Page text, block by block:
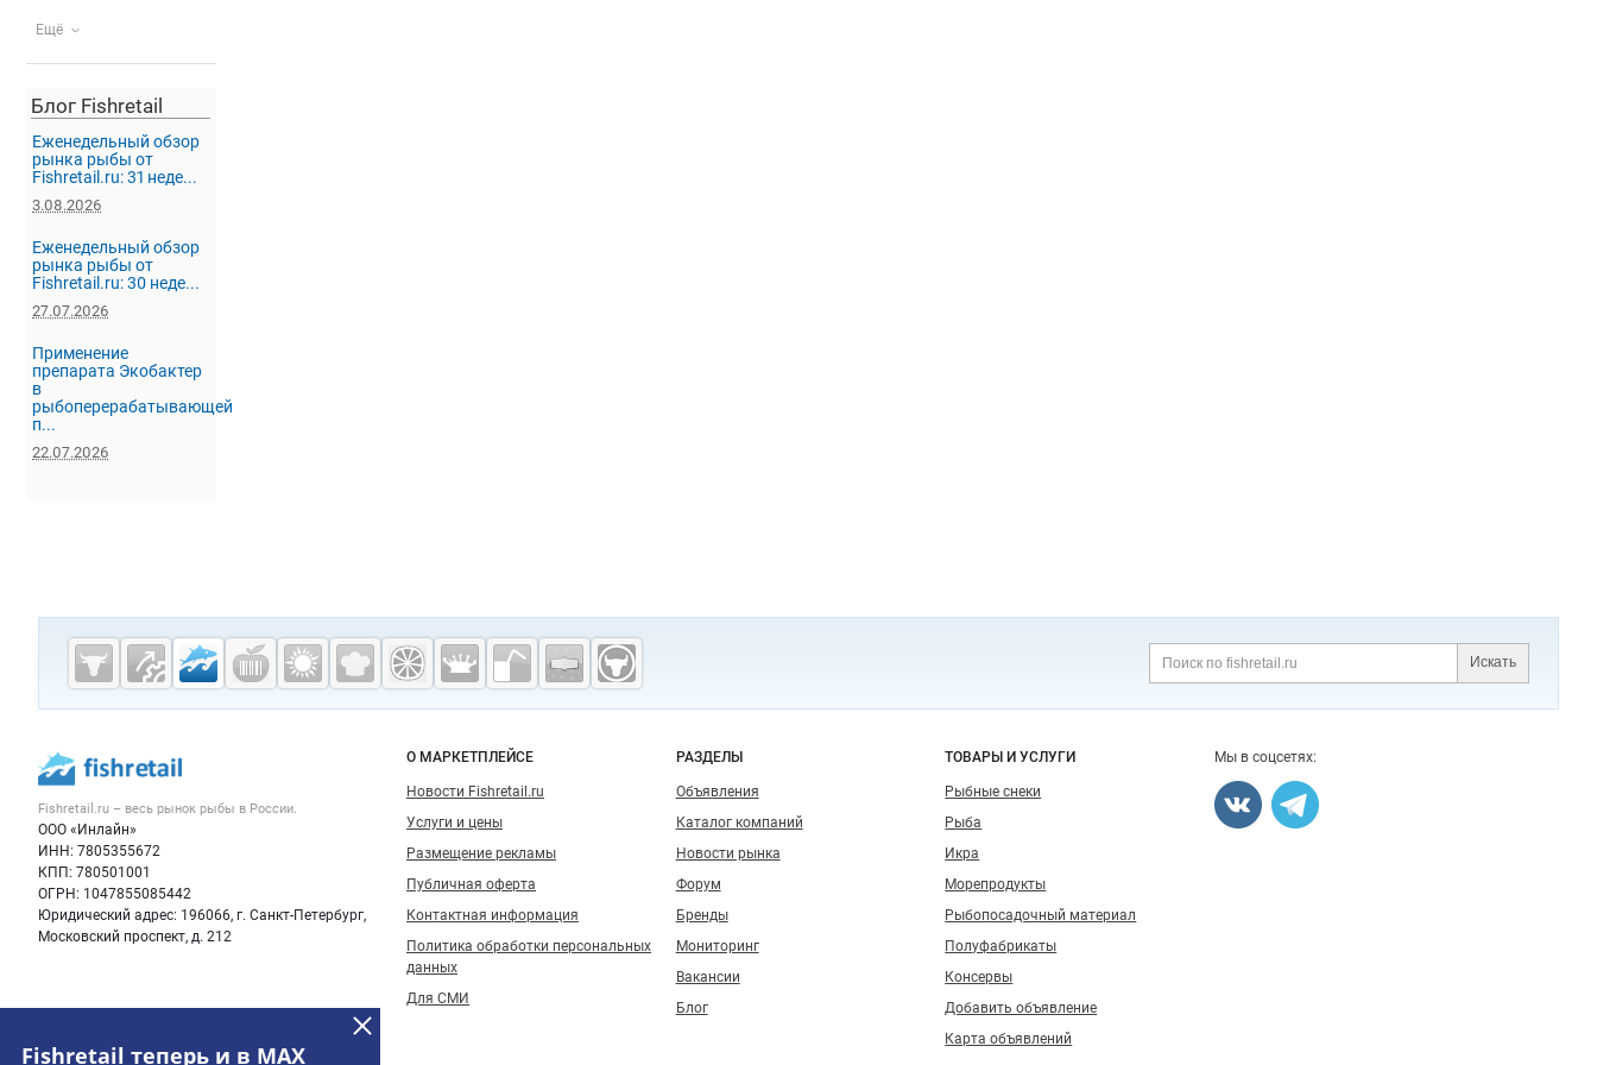
Ещё
Блог Fishretail
Еженедельный обзор
рынка рыбы от
Fishretail.ru: 31 неде...
3.08.2026
Еженедельный обзор
рынка рыбы от
Fishretail.ru: 30 неде...
27.07.2026
Применение
препарата Экобактер
в
рыбоперерабатывающей
п...
22.07.2026
Fishretail теперь и в MAX
Дополнительная информация
Искать
Cсылки на полезные проекты
Fishretail.ru —
рыба,
Важные разделы и контакты
Fishretail.ru – весь рынок рыбы в России.
ООО «Инлайн»
ИНН: 7805355672
КПП: 780501001
ОГРН: 1047855085442
Юридический адрес: 196066, г. Санкт-Петербург,
Московский проспект, д. 212
Навигация по сайту
О МАРКЕТПЛЕЙСЕ
Новости Fishretail.ru
Услуги и цены
Размещение рекламы
Публичная оферта
Контактная информация
Политика обработки персональных
данных
Для СМИ
РАЗДЕЛЫ
Объявления
Каталог компаний
Новости рынка
Форум
Бренды
Мониторинг
Вакансии
Блог
ТОВАРЫ И УСЛУГИ
Рыбные снеки
Рыба
Икра
Морепродукты
Рыбопосадочный материал
Полуфабрикаты
Консервы
Добавить объявление
Карта объявлений
Мы в соцсетях: